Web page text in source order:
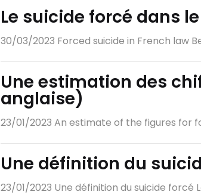
Le suicide forcé dans
30/03/2023 Forced suicide in French law
Une estimation des
anglaise)
23/01/2023 An estimate of the figures for
Une définition du
23/01/2023 Une définition du suicide